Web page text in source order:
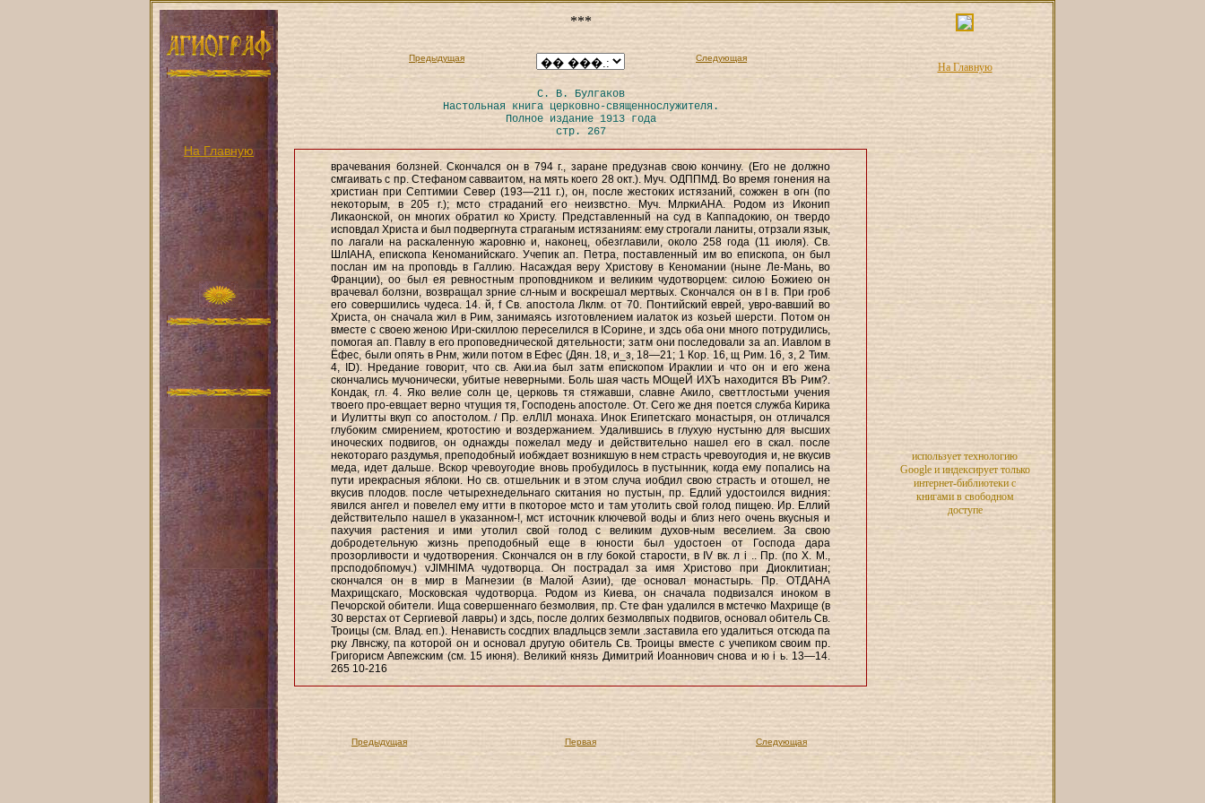
На Главную
***
Предыдущая Следующая
С. В. Булгаков
Настольная книга церковно-священнослужителя.
Полное издание 1913 года
стр. 267
врачевания болзней. Скончался он в 794 г., заране предузнав свою кончину. (Его не должно
смгаивать с пр. Стефаном савваитом, на мять коего 28 окт.). Муч. ОДППМД. Во время гонения на
христиан при Септимии Север (193—211 г.), он, после жестоких истязаний, сожжен в огн (по
некоторым, в 205 г.); мсто страданий его неизвстно. Муч. МлркиАНА. Родом из Иконип
Ликаонской, он многих обратил ко Христу. Представленный на суд в Каппадокию, он твердо
исповдал Христа и был подвергнута страганым истязаниям: ему строгали ланиты, отрзали язык,
по лагали на раскаленную жаровню и, наконец, обезглавили, около 258 года (11 июля). Св.
ШлІАНА, епископа Кеноманийскаго. Учепик ап. Петра, поставленный им во епископа, он был
послан им на проповдь в Галлию. Насаждая веру Христову в Кеномании (ныне Ле-Мань, во
Франции), оо был ея ревностным проповдником и великим чудотворцем: силою Божиею он
врачевал болзни, возвращал зрние сл-ным и воскрешал мертвых. Скончался он в I в. При гроб
его совершились чудеса. 14. й, f Св. апостола Лклм. от 70. Понтийский еврей, увро-вавший во
Христа, он сначала жил в Рим, занимаясь изготовлением иалаток из козьей шерсти. Потом он
вместе с своею женою Ири-скиллою переселился в ІСорине, и здсь оба они много потрудились,
помогая ап. Павлу в его проповеднической дятельности; затм они последовали за an. Иавлом в
Ёфес, были опять в Рнм, жили потом в Ефес (Дян. 18, и_з, 18—21; 1 Кор. 16, щ Рим. 16, з, 2 Тим.
4, ID). Нредание говорит, что св. Аки.иа был затм епископом Ираклии и что он и его жена
скончались мучонически, убитые неверными. Боль шая часть МОщеЙ ИХЪ находится ВЪ Рим?.
Кондак, гл. 4. Яко велие солн це, церковь тя стяжавши, славне Акило, светтлостьми учения
твоего про-евщает верно чтущия тя, Господень апостоле. От. Сего же дня поется служба Кирика
и Иулитты вкуп со апостолом. / Пр. елЛІЛ монаха. Инок Египетскаго монастыря, он отличался
глубоким смирением, кротостию и воздержанием. Удалившись в глухую нустыню для высших
иноческих подвигов, он однажды пожелал меду и действительно нашел его в скал. после
некотораго раздумья, преподобный иобждает возникшую в нем страсть чревоугодия и, не вкусив
меда, идет дальше. Вскор чревоугодие вновь пробудилось в пустынник, когда ему попались на
пути ирекрасныя яблоки. Но св. отшельник и в этом случа иобдил свою страсть и отошел, не
вкусив плодов. после четырехнедельнаго скитания но пустын, пр. Едлий удостоился видния:
явился ангел и повелел ему итти в пкоторое мсто и там утолить свой голод пищею. Ир. Еллий
действительпо нашел в указанном-!, мст источник ключевой воды и близ него очень вкусныя и
пахучия растения и ими утолил свой голод с великим духов-ным веселием. За свою
добродетельную жизнь преподобный еще в юности был удостоен от Господа дара
прозорливости и чудотворения. Скончался он в глу бокой старости, в IV вк. л i .. Пр. (по X. М.,
прсподобпомуч.) vJlMHlMA чудотворца. Он пострадал за имя Христово при Диоклитиан;
скончался он в мир в Магнезии (в Малой Азии), где основал монастырь. Пр. ОТДАНА
Махрищскаго, Московская чудотворца. Родом из Киева, он сначала подвизался иноком в
Печорской обители. Ища совершеннаго безмолвия, пр. Сте фан удалился в мстечко Махрище (в
30 верстах от Сергиевой лавры) и здсь, после долгих безмолвпых подвигов, основал обитель Св.
Троицы (см. Влад. еп.). Ненависть сосдпих владльцсв земли .заставила его удалиться отсюда па
рку Лвнсжу, па которой он и основал другую обитель Св. Троицы вместе с учепиком своим пр.
Григорисм Авпежским (см. 15 июня). Великий князь Димитрий Иоаннович снова и ю i ь. 13—14.
265 10-216
Предыдущая Первая Следующая
На Главную
использует технологию
Google и индексирует только
интернет-библиотеки с
книгами в свободном
доступе